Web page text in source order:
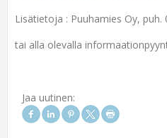
Lisätietoja : Puuhamies Oy, puh.
tai alla olevalla
Jaa uutinen: